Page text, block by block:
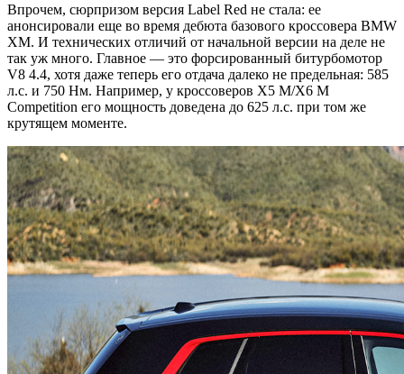
Впрочем, сюрпризом версия Label Red не стала: ее
анонсировали еще во время дебюта базового кроссовера BMW
XM. И технических отличий от начальной версии на деле не
так уж много. Главное — это форсированный битурбомотор
V8 4.4, хотя даже теперь его отдача далеко не предельная: 585
л.с. и 750 Нм. Например, у кроссоверов X5 M/X6 M
Competition его мощность доведена до 625 л.с. при том же
крутящем моменте.